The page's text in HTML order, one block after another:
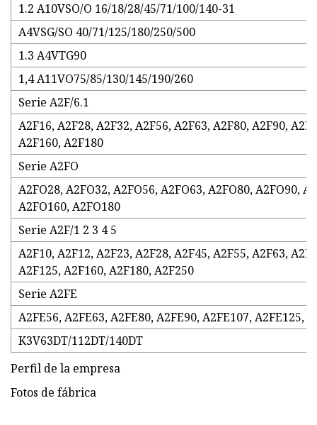
1.2 A10VSO/O 16/18/28/45/71/100/140-31
A4VSG/SO 40/71/125/180/250/500
1.3 A4VTG90
1,4 A11VO75/85/130/145/190/260
Serie A2F/6.1
A2F16, A2F28, A2F32, A2F56, A2F63, A2F80, A2F90,
A2F160, A2F180
Serie A2FO
A2FO28, A2FO32, A2FO56, A2FO63, ​​A2FO80, A2FO90,
A2FO160, A2FO180
Serie A2F/1 2 3 4 5
A2F10, A2F12, A2F23, A2F28, A2F45, A2F55, A2F63,
A2F125, A2F160, A2F180, A2F250
Serie A2FE
A2FE56, A2FE63, A2FE80, A2FE90, A2FE107, A2FE125,
K3V63DT/112DT/140DT
Perfil de la empresa
Fotos de fábrica